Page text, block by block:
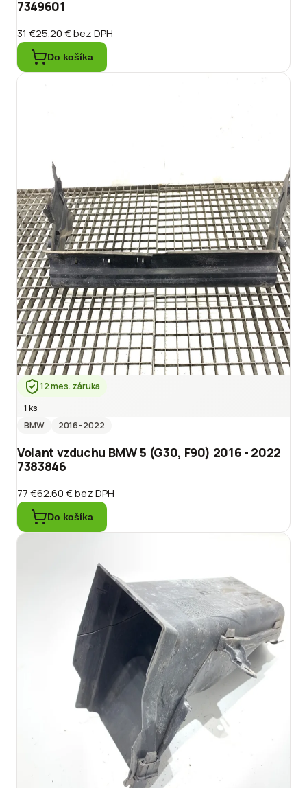
7349601
31 €25.20 €bez DPH
Do košíka
12 mes. záruka
1 ks
BMW
2016–2022
Volant vzduchu BMW 5 (G30, F90) 2016 - 2022
7383846
77 €62.60 €bez DPH
Do košíka